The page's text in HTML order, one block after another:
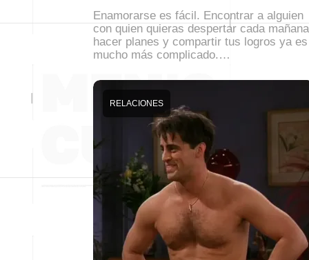
Enamorarse es fácil. Encontrar a alguien
con quien quieras despertar cada
hacer planes y compartir tus logros ya es
mucho más complicado.…
RELACIONES